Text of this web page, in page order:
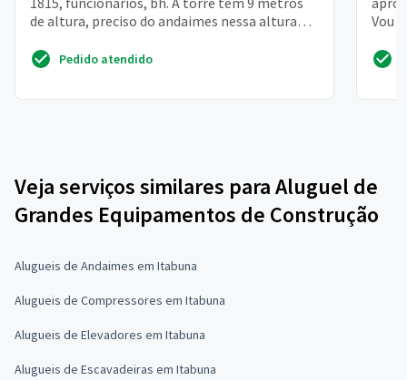
de altura, preciso do andaimes nessa altura
Pedido atendido
Vou
Veja serviços similares para Aluguel de
Grandes Equipamentos de Construção
Alugueis de Andaimes em Itabuna
Alugueis de Compressores em Itabuna
Alugueis de Elevadores em Itabuna
Alugueis de Escavadeiras em Itabuna